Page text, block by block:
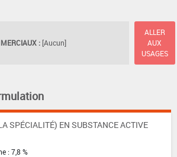
: [Aucun]
ALLER
AUX
USAGES
SPÉCIALITÉ) EN SUBSTANCE ACTIVE
: 7,8 %